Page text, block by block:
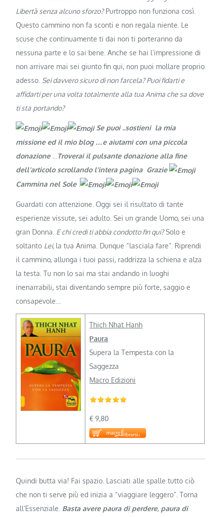
Libertà senza alcuno sforzo?Purtroppo non funziona così.
Questo cammino non fa sconti e non regala niente. Le
scuse che continuamente ti dai non ti porteranno da
nessuna parte e lo sai bene. Anche se hai l’impressione di
non arrivare mai sei giunto fin qui, non puoi mollare proprio
adesso. Sei davvero sicuro di non farcela? Puoi fidarti e
affidarti per una volta totalmente alla tua Anima che sa dove
ti sta portando?
Se puoi ..sostieni la mia
missione ed il mio blog …e aiutami con una piccola
donazione… Troverai il pulsante donazione alla fine
dell’articolo scrollando l’intera pagina Grazie
Cammina nel Sole.
Guardati con attenzione. Oggi sei il risultato di tante
esperienze vissute, sei adulto. Sei un grande Uomo, sei una
gran Donna. E chi credi ti abbia condotto fin qui?Solo e
soltanto Lei, la tua Anima. Dunque “lasciala fare”. Riprendi
il cammino, allunga i tuoi passi, raddrizza la schiena e alza
la testa. Tu non lo sai ma stai andando in luoghi
inenarrabili, stai diventando sempre più forte, saggio e
consapevole…
Thich Nhat Hanh
Paura
Supera la Tempesta con la
Saggezza
Macro Edizioni
€ 9,80
Quindi butta via! Fai spazio. Lasciati alle spalle tutto ciò
che non ti serve più ed inizia a “viaggiare leggero”. Torna
all’Essenziale. Basta averepaura di perdere, paura di